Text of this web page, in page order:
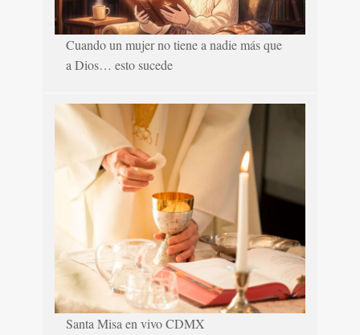
Cuando un mujer no tiene a nadie más que
a Dios… esto sucede
Santa Misa en vivo CDMX